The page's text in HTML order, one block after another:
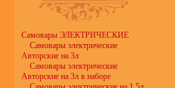
Самовары ЭЛЕКТРИЧЕСКИЕ
Самовары электрические
Авторские на 3л
Самовары электрические
Авторские на 3л в наборе